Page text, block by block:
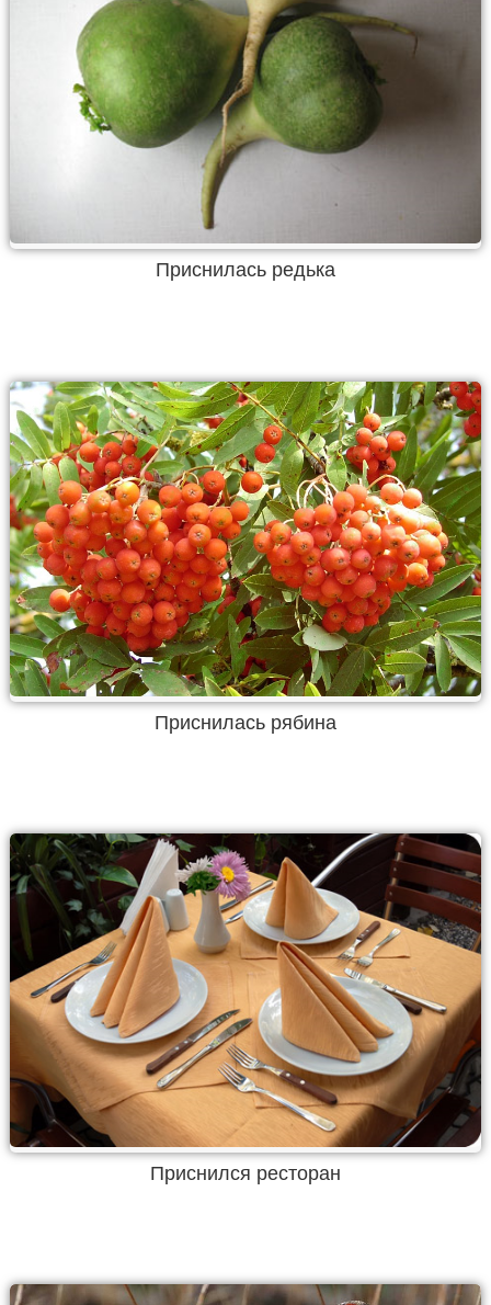
Приснилась редька
Приснилась рябина
Приснился ресторан